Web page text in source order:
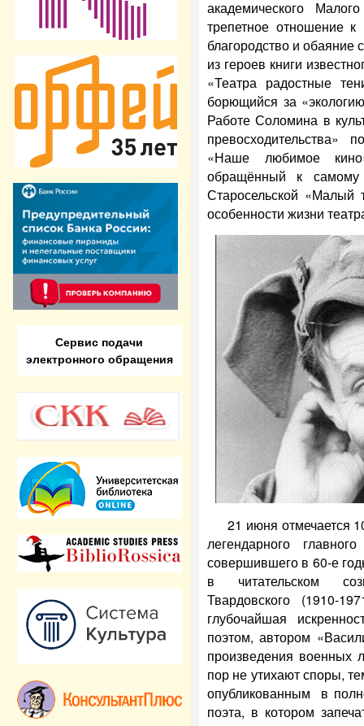
Сервис подачи
электронного обращения
академического
трепетное отношение к
благородство и обаяние
из героев книги
«Театра радостные
борющийся за
Работе Соломина в
превосходительства»
«Наше любимое
обращённый к самому
Старосельской «Малый
особенности жизни
21 июня отмечается
легендарного
совершившего в 60-е
в читательском
Твардовского (1910-
глубочайшая
поэтом, автором
произведения военных
пор не утихают споры,
опубликованным в
поэта, в котором